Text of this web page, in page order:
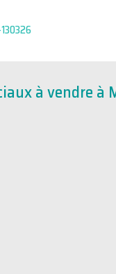
à vendre